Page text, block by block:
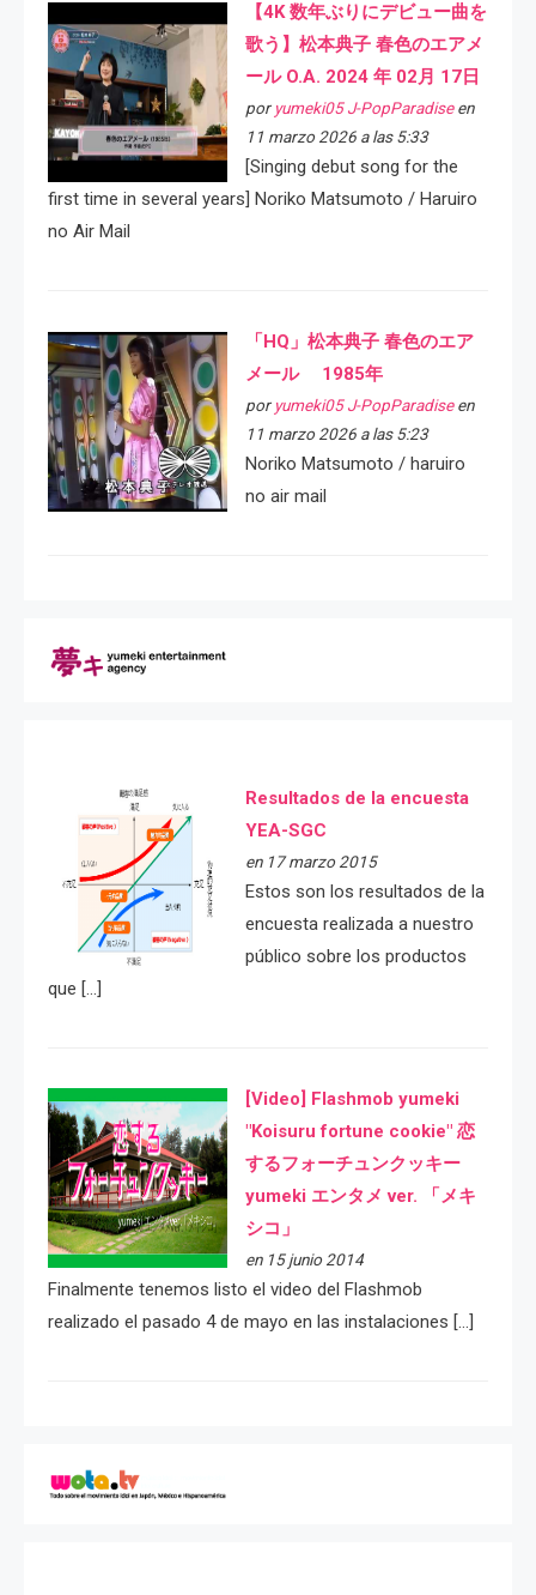
【4K 数年ぶりにデビュー曲を
歌う】松本典子 春色のエアメ
ール O.A. 2024 年 02月 17日
por yumeki05 J-PopParadiseen
11 marzo 2026 a las 5:33
[Singing debut song for the
first time in several years] Noriko Matsumoto / Haruiro
no Air Mail
「HQ」松本典子 春色のエア
メール 1985年
por yumeki05 J-PopParadiseen
11 marzo 2026 a las 5:23
Noriko Matsumoto / haruiro
no air mail
Resultados de la encuesta
YEA-SGC
en 17 marzo 2015
Estos son los resultados de la
encuesta realizada a nuestro
público sobre los productos
que […]
[Video] Flashmob yumeki
"Koisuru fortune cookie" 恋
するフォーチュンクッキー
yumeki エンタメ ver. 「メキ
シコ」
en 15 junio 2014
Finalmente tenemos listo el video del Flashmob
realizado el pasado 4 de mayo en las instalaciones […]